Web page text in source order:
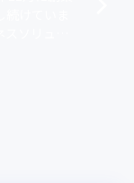
境の快適化に取り